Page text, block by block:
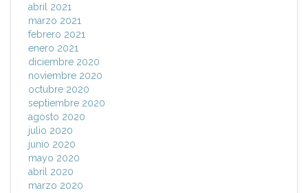
abril 2021
marzo 2021
febrero 2021
enero 2021
diciembre 2020
noviembre 2020
octubre 2020
septiembre 2020
agosto 2020
julio 2020
junio 2020
mayo 2020
abril 2020
marzo 2020